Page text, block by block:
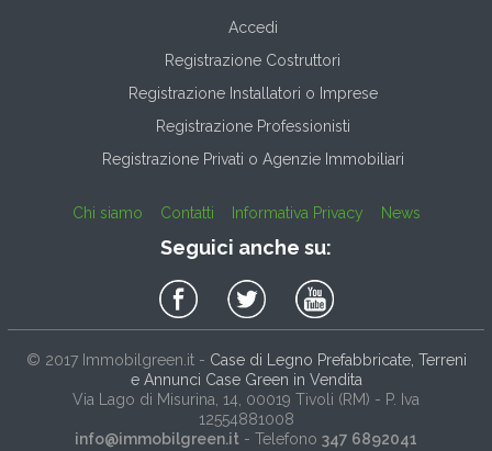
Accedi
Registrazione Costruttori
Registrazione Installatori o Imprese
Registrazione Professionisti
Registrazione Privati o Agenzie Immobiliari
Chi siamo Contatti Informativa Privacy News
Seguici anche su:
© 2017 Immobilgreen.it- Case di Legno Prefabbricate, Terreni
e Annunci Case Green in Vendita
Via Lago di Misurina, 14 , 00019 Tivoli (RM) - P. Iva
12554881008
info@immobilgreen.it - Telefono 347 6892041